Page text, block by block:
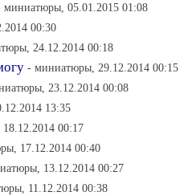
миниатюры, 05.01.2015 01:08
00:30
24.12.2014 00:18
- миниатюры, 29.12.2014 00:15
23.12.2014 00:08
13:35
00:17
17.12.2014 00:40
13.12.2014 00:27
11.12.2014 00:38